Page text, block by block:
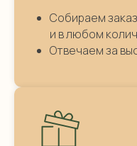
Собираем
и в любом
Отвечаем за